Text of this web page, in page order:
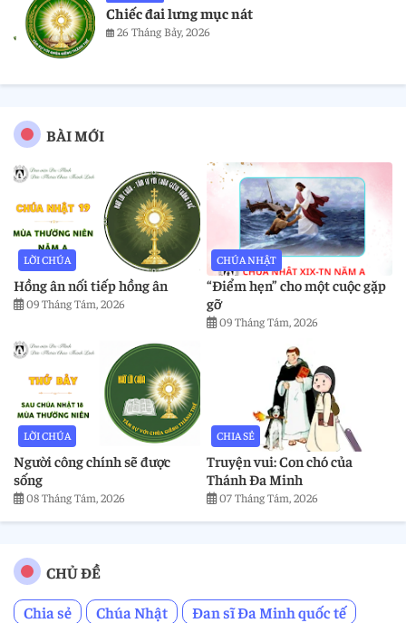
Chiếc đai lưng mục nát
26 Tháng Bảy, 2026
BÀI MỚI
LỜI CHÚA
Hồng ân nối tiếp hồng ân
09 Tháng Tám, 2026
CHÚA NHẬT
“Điểm hẹn” cho một cuộc gặp
gỡ
09 Tháng Tám, 2026
LỜI CHÚA
Người công chính sẽ được
sống
08 Tháng Tám, 2026
CHIA SẺ
Truyện vui: Con chó của
Thánh Đa Minh
07 Tháng Tám, 2026
CHỦ ĐỀ
Chia sẻ
Chúa Nhật
Đan sĩ Đa Minh quốc tế